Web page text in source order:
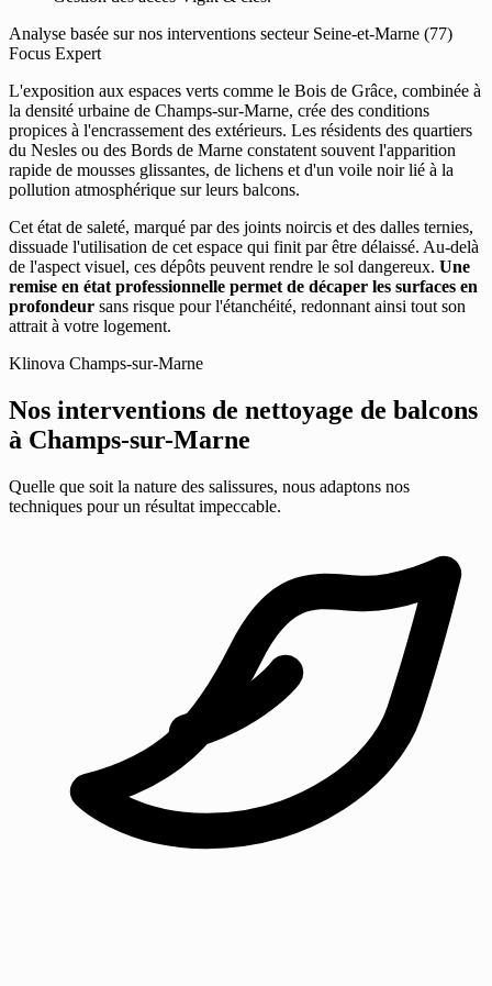
Analyse basée sur nos interventions secteur Seine-et-Marne (77)
Focus Expert
L'exposition aux espaces verts comme le Bois de Grâce, combinée à
la densité urbaine de Champs-sur-Marne, crée des conditions
propices à l'encrassement des extérieurs. Les résidents des quartiers
du Nesles ou des Bords de Marne constatent souvent l'apparition
rapide de mousses glissantes, de lichens et d'un voile noir lié à la
pollution atmosphérique sur leurs balcons.
Cet état de saleté, marqué par des joints noircis et des dalles ternies,
dissuade l'utilisation de cet espace qui finit par être délaissé. Au-delà
de l'aspect visuel, ces dépôts peuvent rendre le sol dangereux. Une
remise en état professionnelle permet de décaper les surfaces en
profondeur sans risque pour l'étanchéité, redonnant ainsi tout son
attrait à votre logement.
Klinova Champs-sur-Marne
Nos interventions de nettoyage de balcons
à Champs-sur-Marne
Quelle que soit la nature des salissures, nous adaptons nos
techniques pour un résultat impeccable.